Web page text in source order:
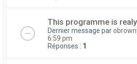
This programme is
Dernier message par
6:59 pm
Réponses : 1